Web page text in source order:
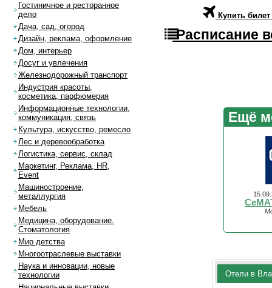
Купить
Расписание
Ещё
Отели в
Гостиничное и ресторанное
дело
Дача, сад, огород
Дизайн, реклама, оформление
Дом, интерьер
Досуг и увлечения
Железнодорожный транспорт
Индустрия красоты,
косметика, парфюмерия
Информационные технологии,
коммуникация, связь
Культура, искусство, ремесло
Лес и деревообработка
Логистика, сервис, склад
Маркетинг, Реклама, HR,
Event
Машиностроение,
металлургия
Мебель
Медицина, оборудование.
Стоматология
Мир детства
Многоотраслевые выставки
Наука и инновации, новые
технологии